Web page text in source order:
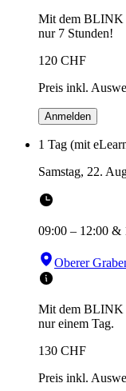
Mit dem BLINK
nur 7 Stunden!
120 CHF
Preis inkl.
Anmelden
1 Tag (mit
Samstag, 22.
09:00 – 12:00 &
Oberer
Mit dem BLINK
nur einem Tag.
130 CHF
Preis inkl.